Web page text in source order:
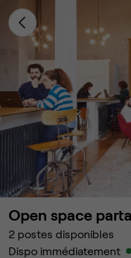
Open space
2 postes disponibles
Dispo immédiatement